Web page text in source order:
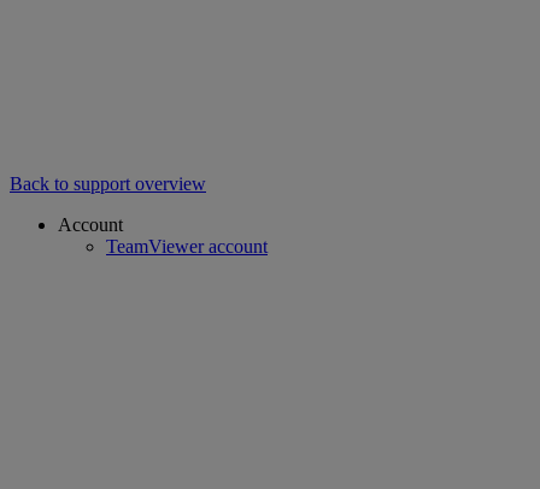
Back to support overview
Account
TeamViewer account